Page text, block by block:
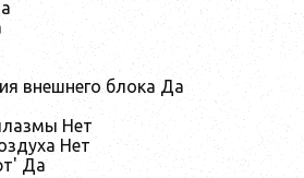
внешнего блока Да
Нет
Нет
Да